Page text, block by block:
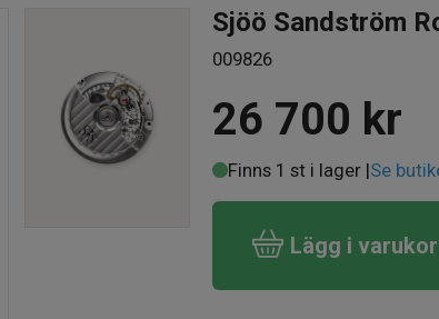
Sjöö Sandström
009826
26 700 kr
Finns 1 st i lager |Se
Lägg i